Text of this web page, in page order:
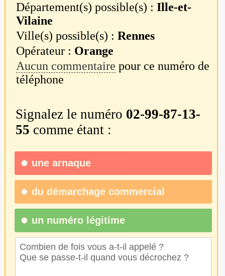
Département(s) possible(s) :Ille-et-
Vilaine
Ville(s) possible(s) :Rennes
Opérateur : Orange
Aucun commentaire pour ce numéro de
téléphone
Signalez le numéro 02-99-87-13-
55 comme étant :
une arnaque
du démarchage commercial
un numéro légitime